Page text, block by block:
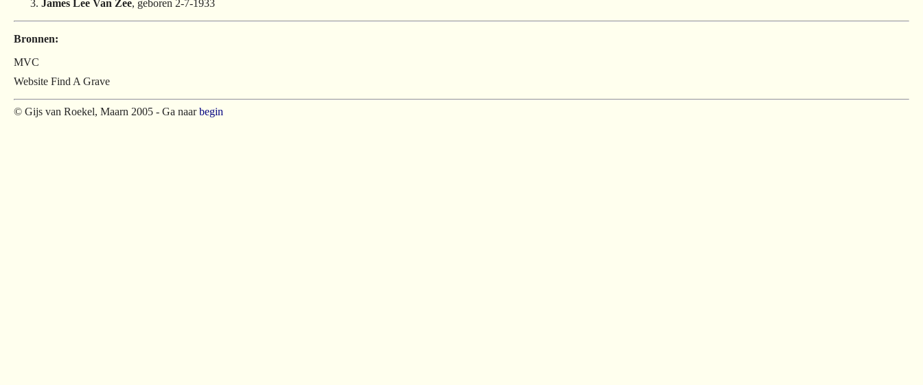
James Lee Van Zee, geboren 2-7-1933
Bronnen:
MVC
Website Find A Grave
© Gijs van Roekel, Maarn 2005 - Ga naarbegin